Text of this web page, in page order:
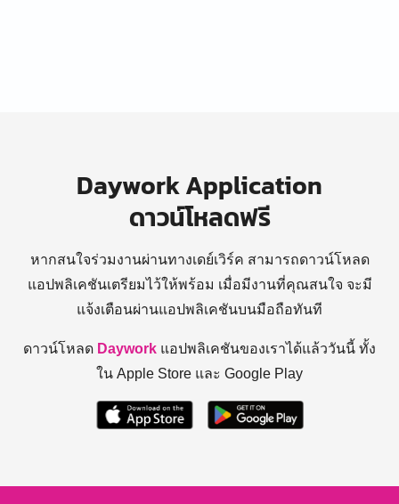
Daywork Application
ดาวน์โหลดฟรี
หากสนใจร่วมงานผ่านทางเดย์เวิร์ค สามารถดาวน์โหลด
แอปพลิเคชันเตรียมไว้ให้พร้อม เมื่อมีงานที่คุณสนใจ จะมี
แจ้งเตือนผ่านแอปพลิเคชันบนมือถือทันที
ดาวน์โหลด Daywork แอปพลิเคชันของเราได้แล้ววันนี้ ทั้ง
ใน Apple Store และ Google Play